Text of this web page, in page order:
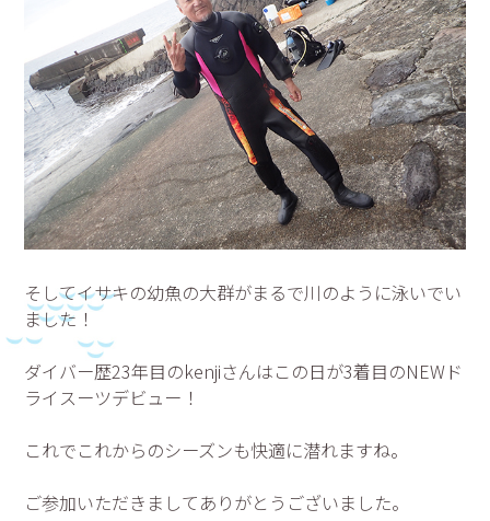
そしてイサキの幼魚の大群がまるで川のように泳いでい
ました！
ダイバー歴23年目のkenjiさんはこの日が3着目のNEWド
ライスーツデビュー！
これでこれからのシーズンも快適に潜れますね。
ご参加いただきましてありがとうございました。